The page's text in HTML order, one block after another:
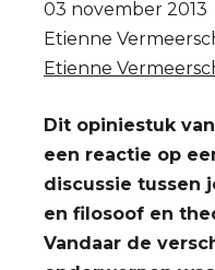
03 november 2013
Etienne
Etienne
Dit opiniestuk
een reactie op
discussie tussen
en filosoof en
Vandaar de